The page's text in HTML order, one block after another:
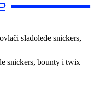
sladolede snickers,
snickers, bounty i twix